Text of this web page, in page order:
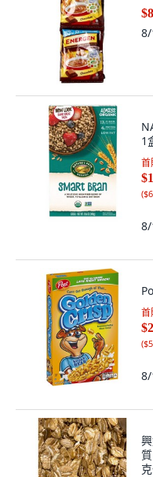
8/
1
首
(
8/
首
(
8/